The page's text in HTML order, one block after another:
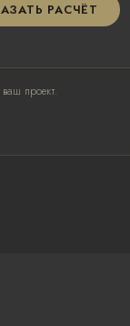
РАСЧЁТ
проект.